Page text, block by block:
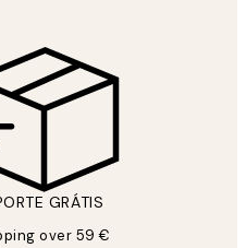
GRÁTIS
over 59 €